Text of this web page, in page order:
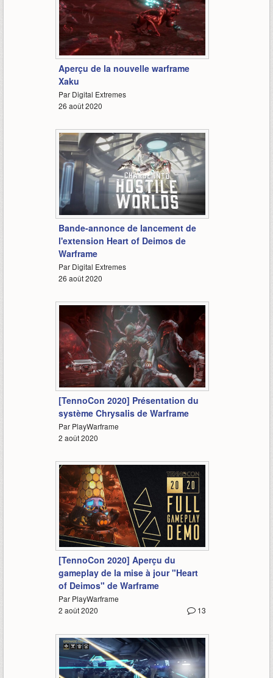
1:39
Aperçu de la nouvelle warframe
Xaku
Par Digital Extremes
26 août 2020
Bande-annonce de lancement de
l'extension Heart of Deimos de
Warframe
Par Digital Extremes
26 août 2020
0:31
[TennoCon 2020] Présentation du
système Chrysalis de Warframe
Par PlayWarframe
2 août 2020
33:47
[TennoCon 2020] Aperçu du
gameplay de la mise à jour "Heart
of Deimos" de Warframe
Par PlayWarframe
13
2 août 2020